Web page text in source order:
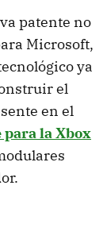
patente no
Microsoft,
ya
el
en el
la Xbox